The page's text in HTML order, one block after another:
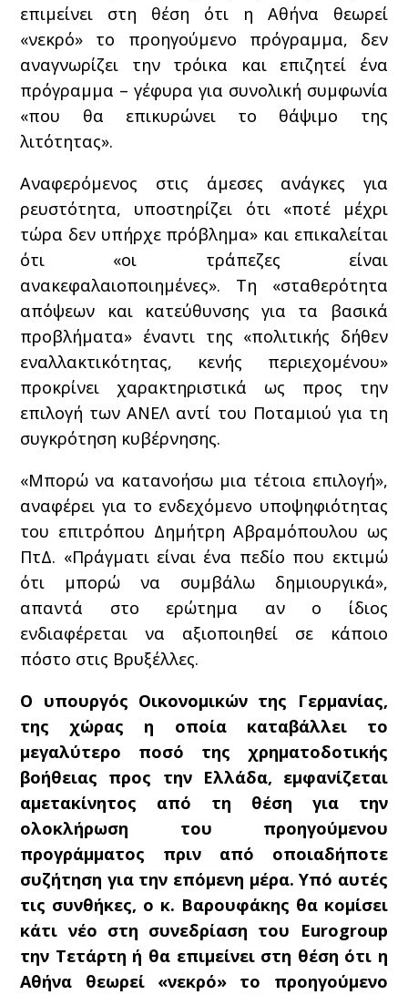
επιμείνει στη θέση ότι η Αθήνα θεωρεί
«νεκρό» το προηγούμενο πρόγραμμα, δεν
αναγνωρίζει την τρόικα και επιζητεί ένα
πρόγραμμα – γέφυρα για συνολική συμφωνία
«που θα επικυρώνει το θάψιμο της
λιτότητας».
Αναφερόμενος στις άμεσες ανάγκες για
ρευστότητα, υποστηρίζει ότι «ποτέ μέχρι
τώρα δεν υπήρχε πρόβλημα» και επικαλείται
ότι «οι τράπεζες είναι
ανακεφαλαιοποιημένες». Τη «σταθερότητα
απόψεων και κατεύθυνσης για τα βασικά
προβλήματα» έναντι της «πολιτικής δήθεν
εναλλακτικότητας, κενής περιεχομένου»
προκρίνει χαρακτηριστικά ως προς την
επιλογή των ΑΝΕΛ αντί του Ποταμιού για τη
συγκρότηση κυβέρνησης.
«Μπορώ να κατανοήσω μια τέτοια επιλογή»,
αναφέρει για το ενδεχόμενο υποψηφιότητας
του επιτρόπου Δημήτρη Αβραμόπουλου ως
ΠτΔ. «Πράγματι είναι ένα πεδίο που εκτιμώ
ότι μπορώ να συμβάλω δημιουργικά»,
απαντά στο ερώτημα αν ο ίδιος
ενδιαφέρεται να αξιοποιηθεί σε κάποιο
πόστο στις Βρυξέλλες.
Ο υπουργός Οικονομικών της Γερμανίας,
της χώρας η οποία καταβάλλει το
μεγαλύτερο ποσό της χρηματοδοτικής
βοήθειας προς την Ελλάδα, εμφανίζεται
αμετακίνητος από τη θέση για την
ολοκλήρωση του προηγούμενου
προγράμματος πριν από οποιαδήποτε
συζήτηση για την επόμενη μέρα. Υπό αυτές
τις συνθήκες, ο κ. Βαρουφάκης θα κομίσει
κάτι νέο στη συνεδρίαση του Eurogroup
την Τετάρτη ή θα επιμείνει στη θέση ότι η
Αθήνα θεωρεί «νεκρό» το προηγούμενο